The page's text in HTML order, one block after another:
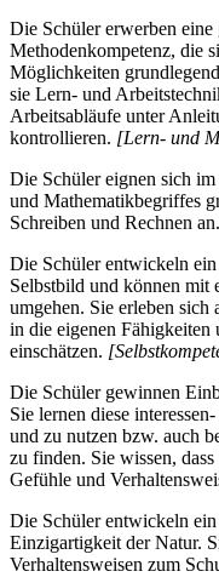
Die Schüler erwerben
Methodenkompetenz, die
Möglichkeiten
sie Lern- und
Arbeitsabläufe unter
kontrollieren. [Lern- und
Die Schüler eignen sich
und Mathematikbegriffes
Schreiben und Rechnen an.
Die Schüler entwickeln ein
Selbstbild und können mit
umgehen. Sie erleben
in die eigenen Fähigkeiten
einschätzen.
Die Schüler gewinnen
Sie lernen diese
und zu nutzen bzw. auch
zu finden. Sie wissen,
Gefühle und
Die Schüler entwickeln
Einzigartigkeit der Natur.
Verhaltensweisen zum